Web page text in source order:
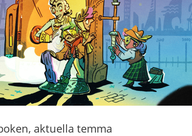
aktuella temma